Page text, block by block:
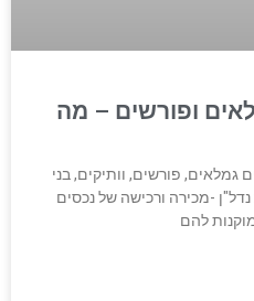
ופורשים – מה
פורשים, וותיקים, בני
-מכירה ורכישה של נכסים
להם